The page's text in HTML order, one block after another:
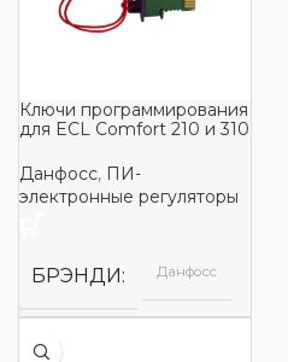
Ключи программирования
для ECL Comfort 210 и 310
Данфосс, ПИ-
электронные регуляторы
БРЭНДИ Данфосс